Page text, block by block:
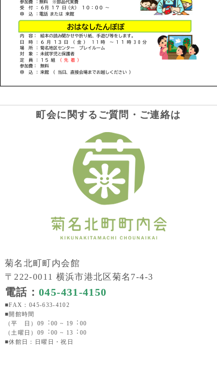
町会に関するご質問・ご連絡は
菊名北町町内会館
〒222-0011 横浜市港北区菊名7-4-3
電話：045-431-4150
■FAX：045-633-4102
■開館時間
（平 日）09︓00 ~ 19︓00
（土曜日）09︓00 ~ 13︓00
■休館日：日曜日・祝日